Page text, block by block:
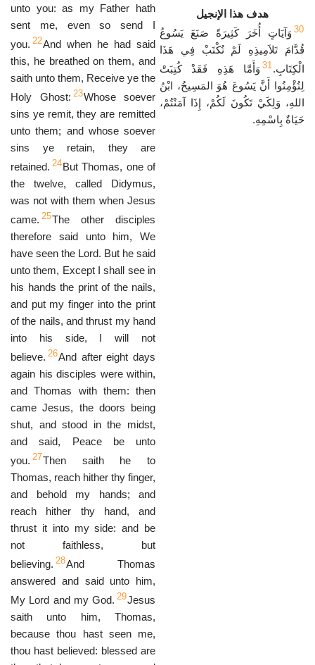
unto you: as my Father hath
sent me, even so send I
you. 22And when he had said
this, he breathed on them, and
saith unto them, Receive ye the
Holy Ghost: 23Whose soever
sins ye remit, they are remitted
unto them; and whose soever
sins ye retain, they are
retained. 24But Thomas, one of
the twelve, called Didymus,
was not with them when Jesus
came. 25The other disciples
therefore said unto him, We
have seen the Lord. But he said
unto them, Except I shall see in
his hands the print of the nails,
and put my finger into the print
of the nails, and thrust my hand
into his side, I will not
believe. 26And after eight days
again his disciples were within,
and Thomas with them: then
came Jesus, the doors being
shut, and stood in the midst,
and said, Peace be unto
you. 27Then saith he to
Thomas, reach hither thy finger,
and behold my hands; and
reach hither thy hand, and
thrust it into my side: and be
not faithless, but
believing. 28And Thomas
answered and said unto him,
My Lord and my God. 29Jesus
saith unto him, Thomas,
because thou hast seen me,
thou hast believed: blessed are
هدف هذا الإنجيل
30 وَآيَاتٍ أُخَرَ كَثِيرَةً صَنَعَ يَسُوعُ
قُدَّامَ تَلاَمِيذِهِ لَمْ تُكْتَبْ فِي هَذَا
الْكِتَابِ.31 وَأَمَّا هَذِهِ فَقَدْ كُتِبَتْ
لِتُؤْمِنُوا أَنَّ يَسُوعَ هُوَ المَسِيحُ، ابْنُ
اللهِ، وَلِكَيْ تَكُونَ لَكُمْ، إِذَا آمَنْتُمْ،
حَيَاةٌ بِاسْمِهِ.